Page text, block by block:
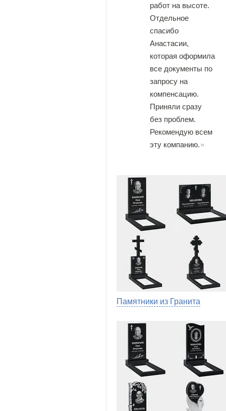
работ на высоте.
Отдельное
спасибо
Анастасии,
которая оформила
все документы по
запросу на
компенсацию.
Приняли сразу
без проблем.
Рекомендую всем
эту компанию.
Памятники из Гранита